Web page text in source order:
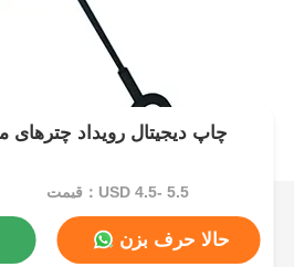
قیمت：USD 4.5- 5.5
حالا حرف بزن